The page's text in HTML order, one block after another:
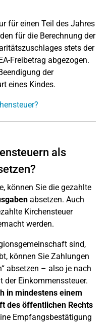
für einen Teil des Jahres
für die Berechnung der
stets der
Freibetrag abgezogen.
der
eines Kindes.
als
können Sie die gezahlte
absetzen. Auch
Kirchensteuer
werden.
sind,
können Sie Zahlungen
absetzen – also je nach
der Einkommenssteuer.
in mindestens einem
des öffentlichen Rechts
Empfangsbestätigung